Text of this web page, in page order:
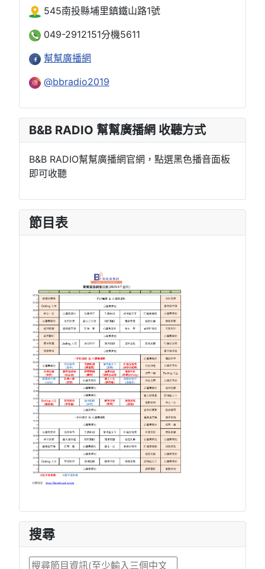
545南投縣埔里鎮鐵山路1號
049-2912151分機5611
幫幫廣播網
@bbradio2019
B&B RADIO 幫幫廣播網 收聽方式
B&B RADIO幫幫廣播網官網，點選黑色播音面板
即可收聽
節目表
搜尋
搜尋...